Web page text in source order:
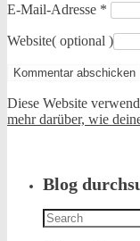
E-Mail-Adresse *
Website( optional )
Diese Website
mehr darüber, wie
Blog
Search
for: